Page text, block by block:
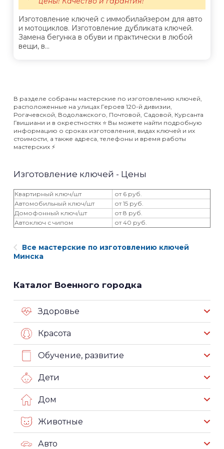
Изготовление ключей с иммобилайзером для авто
и мотоциклов. Изготовление дубликата ключей.
Замена бегунка в обуви и практически в любой
вещи, в...
В разделе собраны мастерские по изготовлению ключей,
расположенные на улицах Героев 120-й дивизии,
Рогачевской, Водолажского, Почтовой, Садовой, Курсанта
Гвишиани и в окрестностях ⭐️ Вы можете найти подробную
информацию о сроках изготовления, видах ключей и их
стоимости, а также адреса, телефоны и время работы
мастерских ⚡️
Изготовление ключей - Цены
Квартирный ключ/шт
от 6 руб.
Автомобильный ключ/шт
от 15 руб.
Домофонный ключ/шт
от 8 руб.
Автоключ с чипом
от 40 руб.
Все мастерские по изготовлению ключей
Минска
Каталог Военного городка
Здоровье
Красота
Обучение, развитие
Дети
Дом
Животные
Авто